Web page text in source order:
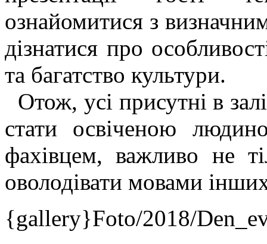
ознайомитися з
дізнатися про
та багатство культури.
Отож, усі присутні в
стати освіченою
фахівцем, важливо не
оволодівати мовами
{gallery}Foto/2018/